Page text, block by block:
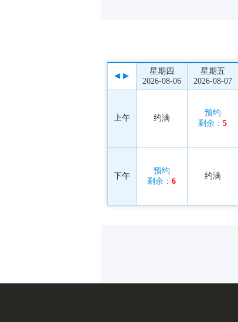
星期四
2026-08-06
星期五
2026-08-07
上午 约满
预约
剩余： 5
下午
预约
剩余： 6
约满